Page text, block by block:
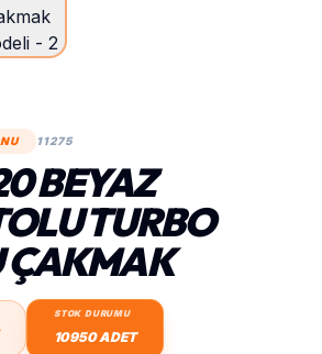
11275
BEYAZ
TURBO
ÇAKMAK
STOK DURUMU
10950 ADET